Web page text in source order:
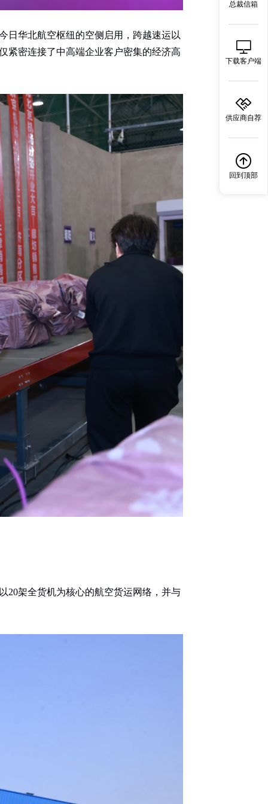
日华北航空枢纽的空侧启用，跨越速运以
紧密连接了中高端企业客户密集的经济高
20架全货机为核心的航空货运网络，并与
总裁信箱
下载客户端
供应商自荐
回到顶部